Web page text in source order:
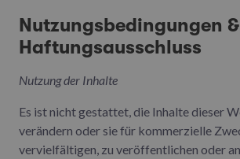
Nutzungsbedingungen &
Haftungsausschluss
Nutzung der Inhalte
Es ist nicht gestattet, die Inhalte dieser
verändern oder sie für kommerzielle
vervielfältigen, zu veröffentlichen oder